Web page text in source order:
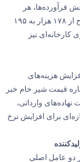
فرآورده‌ها، هر
سطل ماست پرچرب یکی از برندهای مطرح از ۱۷۸ هزار به ۱۹۵
نیز
هزینه‌های
قیمت شیر خام خبر
نهاده‌های وارداتی،
برای افزایش نرخ
دو عامل اصلی